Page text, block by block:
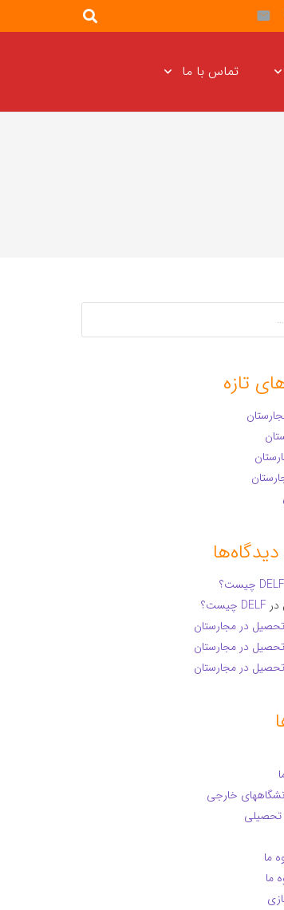
تماس با ما
تازه
DELF چیست؟
در DELF چیست؟
تحصیل در مجارستان
تحصیل در مجارستان
تحصیل در مجارستان
خارجی
ما
ما